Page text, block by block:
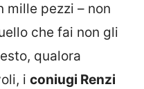
mille pezzi – non
che fai non gli
qualora
i coniugi Renzi